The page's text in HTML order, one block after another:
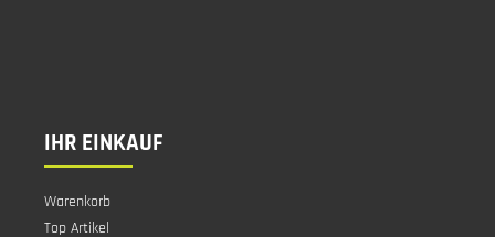
IHR EINKAUF
Warenkorb
Top Artikel